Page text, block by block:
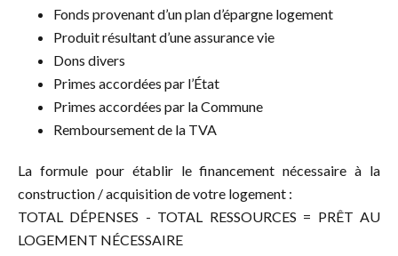
Fonds provenant d’un plan d’épargne logement
Produit résultant d’une assurance vie
Dons divers
Primes accordées par l’État
Primes accordées par la Commune
Remboursement de la TVA
La formule pour établir le financement nécessaire à la
construction / acquisition de votre logement :
TOTAL DÉPENSES - TOTAL RESSOURCES = PRÊT AU
LOGEMENT NÉCESSAIRE